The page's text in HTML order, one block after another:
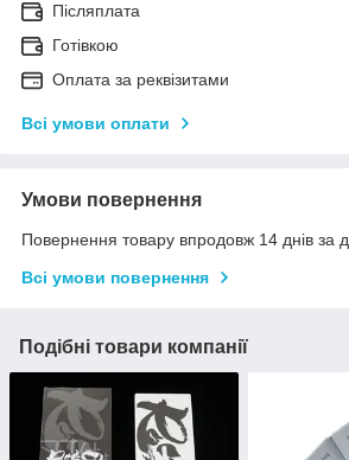
Післяплата
Готівкою
Оплата за реквізитами
Всі умови оплати
Умови повернення
Повернення товару впродовж 14 днів за
Всі умови повернення
Подібні товари компанії